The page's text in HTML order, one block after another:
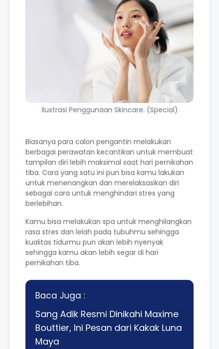
Ilustrasi Penggunaan Skincare. (Special)
Biasanya para calon pengantin melakukan
berbagai perawatan kecantikan untuk membuat
tampilan diri lebih maksimal saat hari pernikahan
tiba. Cara yang satu ini pun bisa kamu lakukan
untuk menenangkan dan merelaksasikan diri
sebagai cara untuk menghindari stres yang
berlebihan.
Kamu bisa melakukan spa untuk menghilangkan
rasa stres dan lelah pada tubuhmu sehingga
kualitas tidurmu pun akan lebih nyenyak
sehingga kamu akan lebih segar di hari
pernikahan tiba.
Baca Juga :
Sang Adik Resmi Dinikahi Maxime
Bouttier, Ini Pesan dari Kakak Luna
Maya